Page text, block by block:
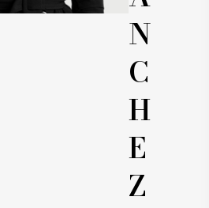
N
C
H
E
Z